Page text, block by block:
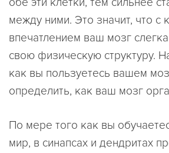
между ними. Это значит, что
впечатлением ваш мозг
свою физическую структуру.
как вы пользуетесь вашем
определить, как ваш мозг
По мере того как вы
мир, в синапсах и дендритах